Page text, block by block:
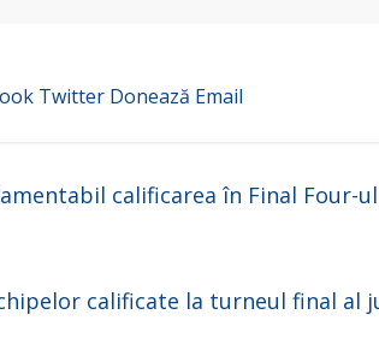
Twitter Donează Email
calificarea în Final Four-
calificate la turneul final al